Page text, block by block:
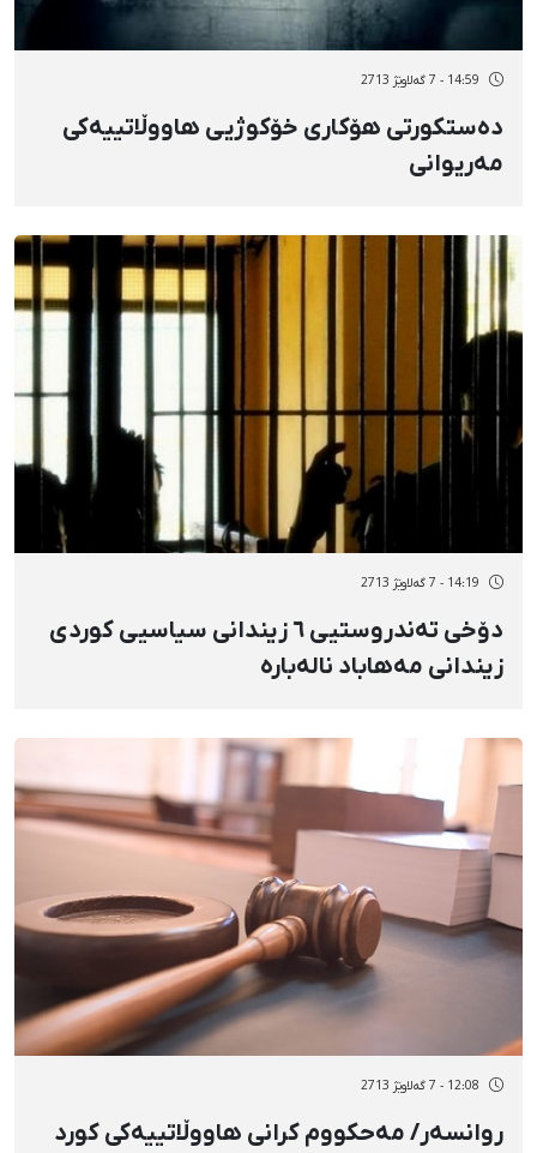
14:59 - 7 گەلاوێژ 2713
دەستکورتی هۆکاری خۆکوژیی هاووڵاتییەکی
مەریوانی
14:19 - 7 گەلاوێژ 2713
دۆخی تەندروستیی ٦ زیندانی سیاسیی کوردی
زیندانی مەهاباد نالەبارە
12:08 - 7 گەلاوێژ 2713
روانسەر/ مەحکووم کرانی هاووڵاتییەکی کورد